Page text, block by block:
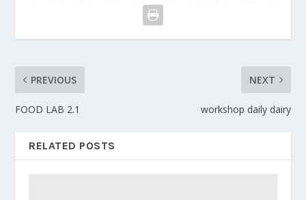
PREVIOUS
FOOD LAB 2.1
NEXT
workshop daily dairy
RELATED POSTS